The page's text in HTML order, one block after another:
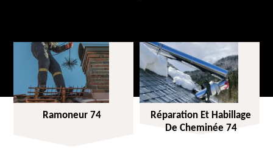
Ramoneur 74
Réparation Et Habillage
De Cheminée 74